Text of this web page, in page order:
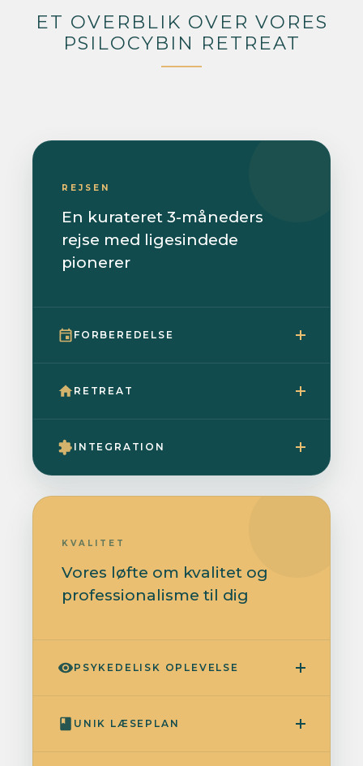
ET OVERBLIK OVER VORES
PSILOCYBIN RETREAT
REJSEN
En kurateret 3-måneders
rejse med ligesindede
pionerer
FORBEREDELSE
RETREAT
INTEGRATION
KVALITET
Vores løfte om kvalitet og
professionalisme til dig
PSYKEDELISK OPLEVELSE
UNIK LÆSEPLAN